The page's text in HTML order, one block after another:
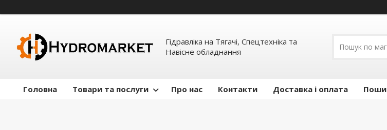
Гідравліка на Тягачі, Спецтехніка та
Навісне обладнання
Головна Товари та послуги Про нас Контакти Доставка і оплата